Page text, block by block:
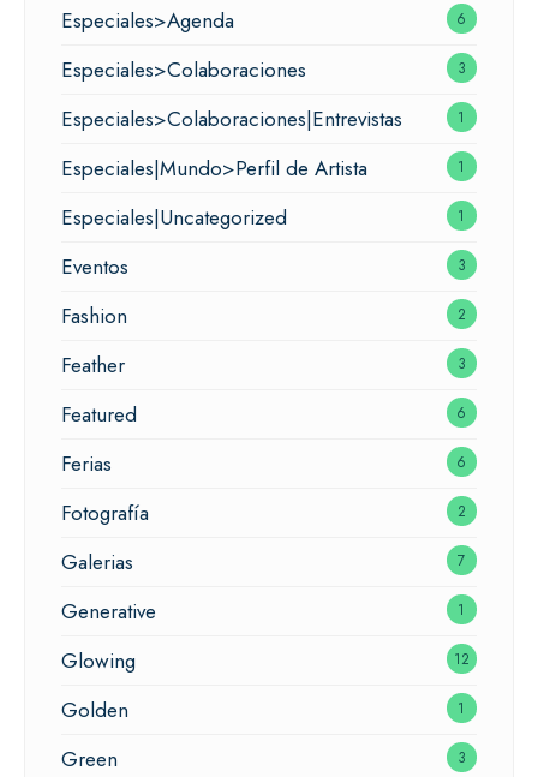
Especiales>Agenda 6
Especiales>Colaboraciones 3
Especiales>Colaboraciones|Entrevistas 1
Especiales|Mundo>Perfil de Artista 1
Especiales|Uncategorized 1
Eventos 3
Fashion 2
Feather 3
Featured 6
Ferias 6
Fotografía 2
Galerias 7
Generative 1
Glowing 12
Golden 1
Green 3